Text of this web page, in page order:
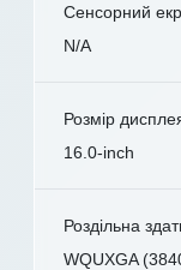
Сенсорний
N/A
Розмір
16.0-inch
Роздільна
WQUXGA